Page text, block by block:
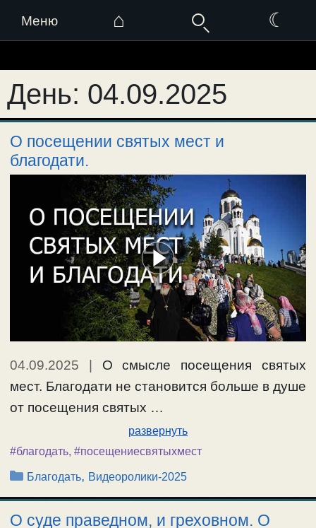
Меню ⌂ ☾
к
содержимому
День: 04.09.2025
О посещении святых мест и
благодати.
04.09.2025 | О смысле посещения святых
мест. Благодати не становится больше в душе
от посещения святых …
развернуть
#благодать, #посещениесвятыхмест
Рубрики
Благодать, Видеоролики-2025
О суде праведном, и греховном. О